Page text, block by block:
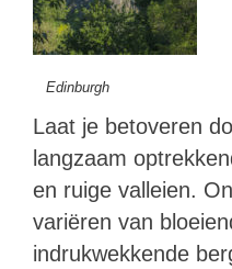
Edinburgh
Laat je betoveren
langzaam
en ruige valleien.
variëren van
indrukwekkende